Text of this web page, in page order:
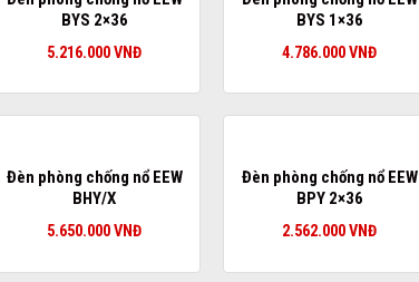
BYS 2×36
5.216.000VNĐ
BYS 1×36
4.786.000VNĐ
Đèn phòng chống nổ EEW
BHY/X
5.650.000VNĐ
Đèn phòng chống nổ EEW
BPY 2×36
2.562.000VNĐ